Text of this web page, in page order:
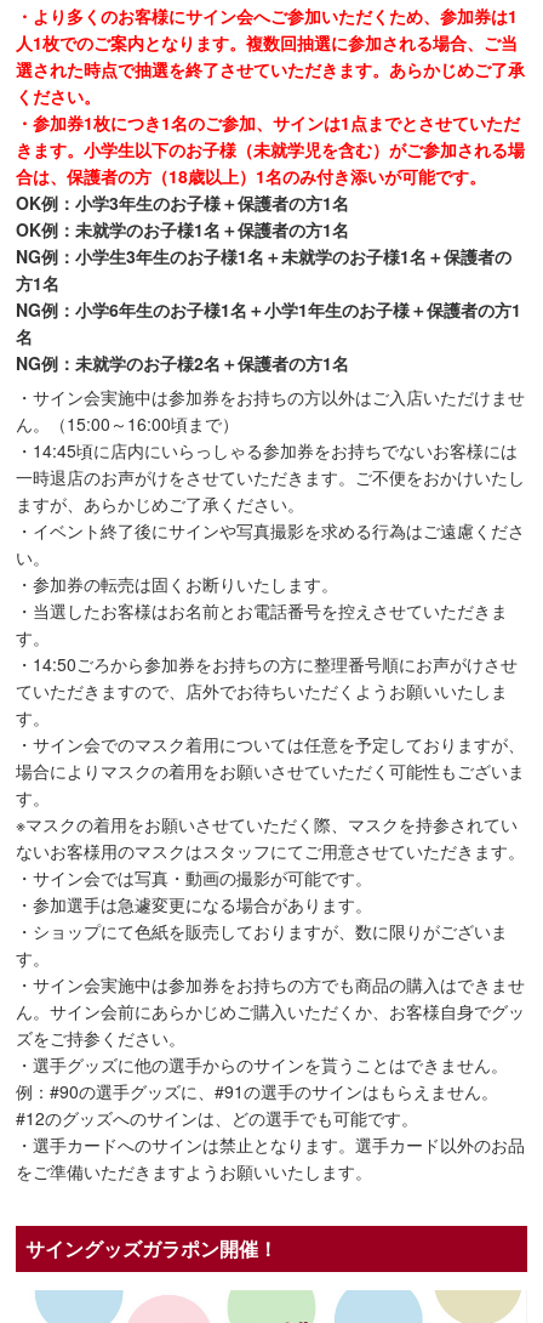
・より多くのお客様にサイン会へご参加いただくため、参加券は1
人1枚でのご案内となります。複数回抽選に参加される場合、ご当
選された時点で抽選を終了させていただきます。あらかじめご了承
ください。
・参加券1枚につき1名のご参加、サインは1点までとさせていただ
きます。小学生以下のお子様（未就学児を含む）がご参加される場
合は、保護者の方（18歳以上）1名のみ付き添いが可能です。
OK例：小学3年生のお子様＋保護者の方1名
OK例：未就学のお子様1名＋保護者の方1名
NG例：小学生3年生のお子様1名＋未就学のお子様1名＋保護者の
方1名
NG例：小学6年生のお子様1名＋小学1年生のお子様＋保護者の方1
名
NG例：未就学のお子様2名＋保護者の方1名
・サイン会実施中は参加券をお持ちの方以外はご入店いただけませ
ん。（15:00～16:00頃まで）
・14:45頃に店内にいらっしゃる参加券をお持ちでないお客様には
一時退店のお声がけをさせていただきます。ご不便をおかけいたし
ますが、あらかじめご了承ください。
・イベント終了後にサインや写真撮影を求める行為はご遠慮くださ
い。
・参加券の転売は固くお断りいたします。
・当選したお客様はお名前とお電話番号を控えさせていただきま
す。
・14:50ごろから参加券をお持ちの方に整理番号順にお声がけさせ
ていただきますので、店外でお待ちいただくようお願いいたしま
す。
・サイン会でのマスク着用については任意を予定しておりますが、
場合によりマスクの着用をお願いさせていただく可能性もございま
す。
※マスクの着用をお願いさせていただく際、マスクを持参されてい
ないお客様用のマスクはスタッフにてご用意させていただきます。
・サイン会では写真・動画の撮影が可能です。
・参加選手は急遽変更になる場合があります。
・ショップにて色紙を販売しておりますが、数に限りがございま
す。
・サイン会実施中は参加券をお持ちの方でも商品の購入はできませ
ん。サイン会前にあらかじめご購入いただくか、お客様自身でグッ
ズをご持参ください。
・選手グッズに他の選手からのサインを貰うことはできません。
例：#90の選手グッズに、#91の選手のサインはもらえません。
#12のグッズへのサインは、どの選手でも可能です。
・選手カードへのサインは禁止となります。選手カード以外のお品
をご準備いただきますようお願いいたします。
サイングッズガラポン開催！